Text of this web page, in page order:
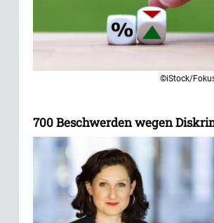
©iStock/
700 Beschwerden wegen